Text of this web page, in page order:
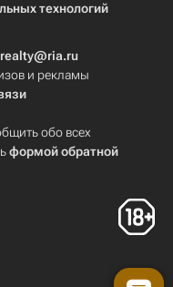
технологий
realty@ria.ru
и рекламы
обо всех
формой обратной